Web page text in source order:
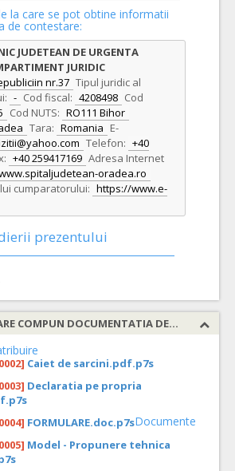
la care se pot obtine informatii
de contestare:
JUDETEAN DE URGENTA
JURIDIC
nr.37 Tipul juridic al
- Cod fiscal: 4208498 Cod
Cod NUTS: RO111 Bihor
Tara: Romania E-
Telefon: +40
+40 259417169 Adresa Internet
oradea.ro
cumparatorului: https://www.e-
prezentului
LISTA DE FISIERE CARE COMPUN DOCUMENTATIA DE ATRIBUIRE
Caiet de sarcini.pdf.p7s
Declaratia pe propria
FORMULARE.doc.p7s
Model - Propunere tehnica
Documente